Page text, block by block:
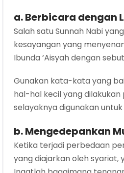
a. Berbicara dengan
Salah satu Sunnah Nabi
kesayangan yang
Ibunda ‘Aisyah dengan
Gunakan kata-kata yang
hal-hal kecil yang dilakukan
selayaknya digunakan
b. Mengedepankan
Ketika terjadi perbedaan
yang diajarkan oleh